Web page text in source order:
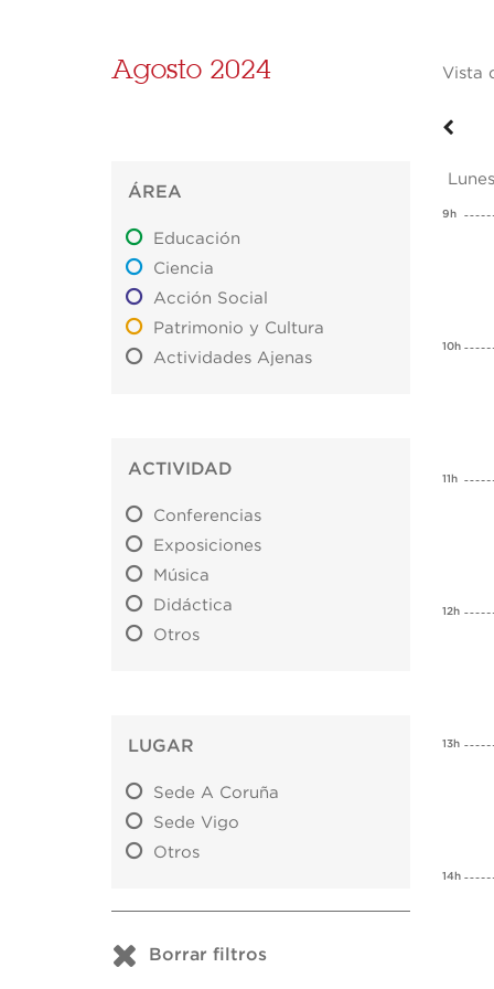
Agosto 2024 Vista
ÁREA
Educación
Ciencia
Acción Social
Patrimonio y Cultura
Actividades Ajenas
ACTIVIDAD
Conferencias
Exposiciones
Música
Didáctica
Otros
LUGAR
Sede A Coruña
Sede Vigo
Otros
Borrar filtros
9h
10h
11h
12h
13h
14h